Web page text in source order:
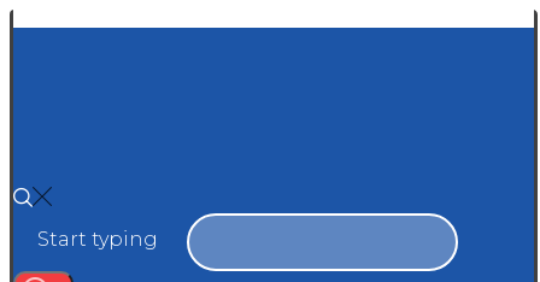
Start typing